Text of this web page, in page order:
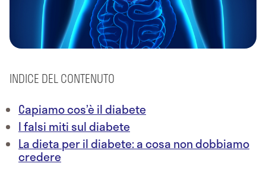
INDICE DEL CONTENUTO
Capiamo cos’è il diabete
I falsi miti sul diabete
La dieta per il diabete: a cosa non dobbiamo
credere